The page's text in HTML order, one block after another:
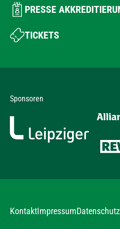
PRESSE
TICKETS
Sponsoren
KontaktImpressumDatenschutz